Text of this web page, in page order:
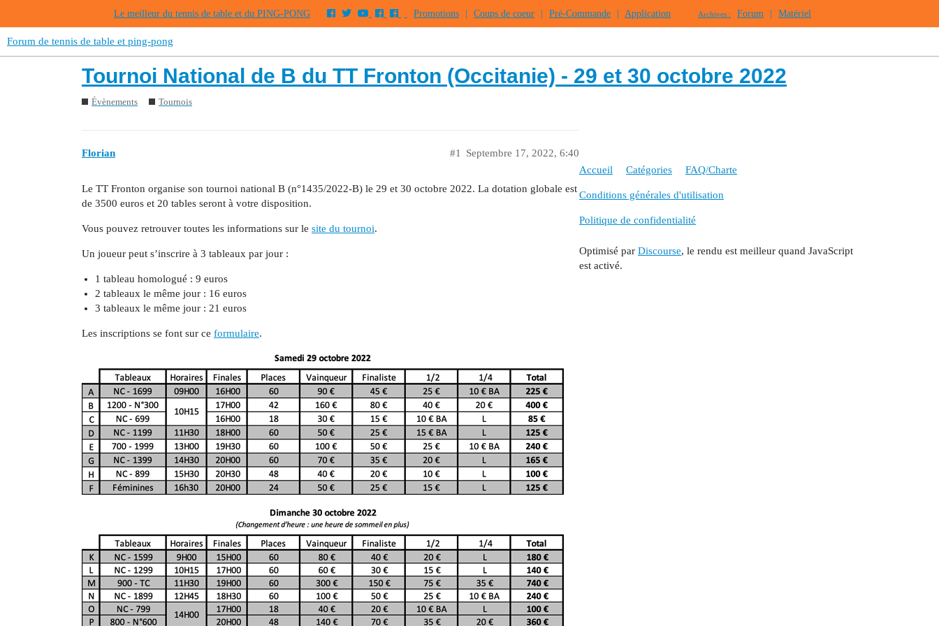
Le meilleur du tennis de table et du PING-PONG Promotions Coups de coeur Pré-Commande Application Archives : Forum Matériel
Forum de tennis de table et ping-pong
Tournoi National de B du TT Fronton (Occitanie) - 29 et 30 octobre 2022
Évènements Tournois
Florian Septembre 17, 2022, 6:40
#1
Le TT Fronton organise son tournoi national B (n°1435/2022-B) le 29 et 30 octobre 2022. La dotation globale est
de 3500 euros et 20 tables seront à votre disposition.
Vous pouvez retrouver toutes les informations sur le site du tournoi.
Un joueur peut s’inscrire à 3 tableaux par jour :
1 tableau homologué : 9 euros
2 tableaux le même jour : 16 euros
3 tableaux le même jour : 21 euros
Les inscriptions se font sur ce formulaire.
Accueil Catégories FAQ/Charte
Conditions générales d'utilisation
Politique de confidentialité
Optimisé par Discourse, le rendu est meilleur quand JavaScript
est activé.